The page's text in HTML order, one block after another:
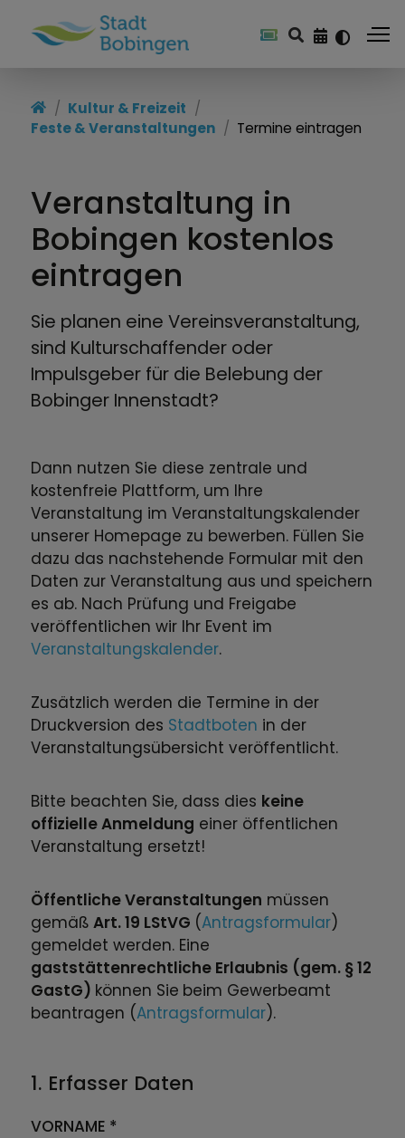
Freizeitangebote
Kulturamt
Stadtbücherei
Heimat & Geschichte
Vereine
Kultur & Freizeit
Feste & Veranstaltungen
Termine eintragen
Veranstaltung in
Bobingen kostenlos
eintragen
Sie planen eine Vereinsveranstaltung,
sind Kulturschaffender oder
Impulsgeber für die Belebung der
Bobinger Innenstadt?
Dann nutzen Sie diese zentrale und
kostenfreie Plattform, um Ihre
Veranstaltung im Veranstaltungskalender
unserer Homepage zu bewerben. Füllen Sie
dazu das nachstehende Formular mit den
Daten zur Veranstaltung aus und speichern
es ab. Nach Prüfung und Freigabe
veröffentlichen wir Ihr Event im
Veranstaltungskalender.
Zusätzlich werden die Termine in der
Druckversion des Stadtboten in der
Veranstaltungsübersicht veröffentlicht.
Bitte beachten Sie, dass dies keine
offizielle Anmeldung einer öffentlichen
Veranstaltung ersetzt!
Öffentliche Veranstaltungen müssen
gemäß Art. 19 LStVG (Antragsformular)
gemeldet werden. Eine
gaststättenrechtliche Erlaubnis (gem. § 12
GastG) können Sie beim Gewerbeamt
beantragen (Antragsformular).
1. Erfasser Daten
VORNAME *